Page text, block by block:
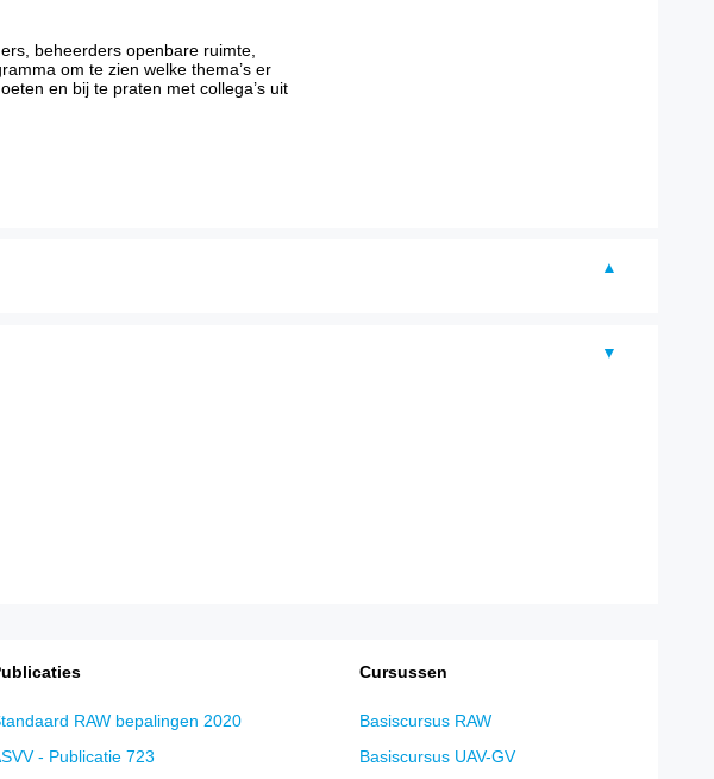
beheerders openbare ruimte,
om te zien welke thema’s er
en bij te praten met collega’s uit
RAW bepalingen 2020
- Publicatie 723
Cursussen
Basiscursus RAW
Basiscursus UAV-GV